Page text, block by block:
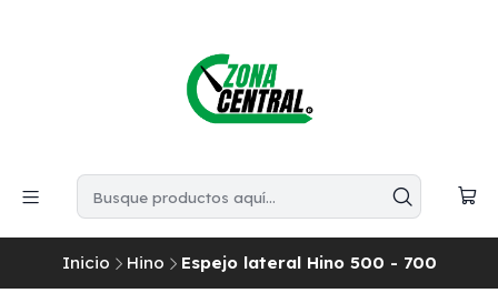
Inicio Hino Espejo lateral Hino 500 - 700